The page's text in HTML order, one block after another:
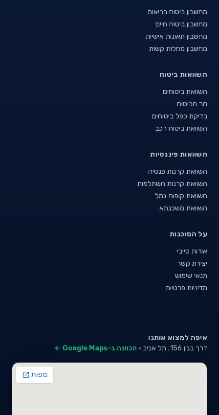
מחשבון ביטוח בריאות
מחשבון ביטוח חיים
מחשבון תאונות אישיות
מחשבון מחלות קשות
השוואות ביטוח
השוואת ביטוחים
הר הביטוח
בדיקת כפל ביטוחים
השוואת ביטוח רכב
השוואות פיננסיות
השוואת קרנות פנסיה
השוואת קרנות השתלמות
השוואת קופות גמל
השוואת משכנתא
על הסוכנות
אודות סייבי
יצירת קשר
תנאי שימוש
מדיניות פרטיות
איפה למצוא אותנו
דרך בגין 156, תל אביב · הכוונה ב-Google Maps ←